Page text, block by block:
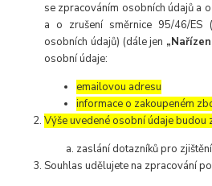
se zpracováním osobních údajů a
a o zrušení směrnice 95/46/ES
osobních údajů) (dále jen
osobní údaje:
emailovou adresu
informace o zakoupeném
Výše uvedené osobní údaje budou
zaslání dotazníků pro
Souhlas udělujete na zpracování